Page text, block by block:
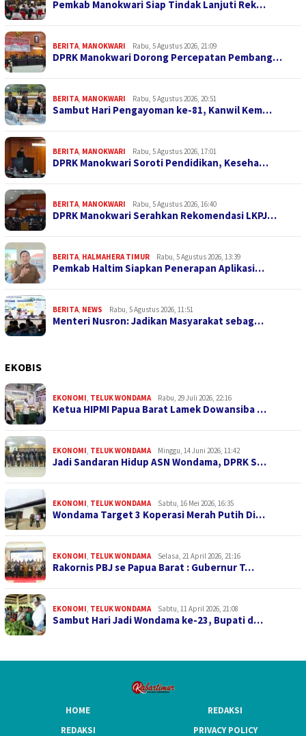
Pemkab Manokwari Siap Tindak Lanjuti Rek…
BERITA, MANOKWARI Rabu, 5 Agustus 2026, 21:09
DPRK Manokwari Dorong Percepatan Pembang…
BERITA, MANOKWARI Rabu, 5 Agustus 2026, 20:51
Sambut Hari Pengayoman ke-81, Kanwil Kem…
BERITA, MANOKWARI Rabu, 5 Agustus 2026, 17:01
DPRK Manokwari Soroti Pendidikan, Keseha…
BERITA, MANOKWARI Rabu, 5 Agustus 2026, 16:40
DPRK Manokwari Serahkan Rekomendasi LKPJ…
BERITA, HALMAHERA TIMUR Rabu, 5 Agustus 2026, 13:39
Pemkab Haltim Siapkan Penerapan Aplikasi…
BERITA, NEWS Rabu, 5 Agustus 2026, 11:51
Menteri Nusron: Jadikan Masyarakat sebag…
EKOBIS
EKONOMI, TELUK WONDAMA Rabu, 29 Juli 2026, 22:16
Ketua HIPMI Papua Barat Lamek Dowansiba …
EKONOMI, TELUK WONDAMA Minggu, 14 Juni 2026, 11:42
Jadi Sandaran Hidup ASN Wondama, DPRK S…
EKONOMI, TELUK WONDAMA Sabtu, 16 Mei 2026, 16:35
Wondama Target 3 Koperasi Merah Putih Di…
EKONOMI, TELUK WONDAMA Selasa, 21 April 2026, 21:16
Rakornis PBJ se Papua Barat : Gubernur T…
EKONOMI, TELUK WONDAMA Sabtu, 11 April 2026, 21:08
Sambut Hari Jadi Wondama ke-23, Bupati d…
HOME
REDAKSI
REDAKSI
PRIVACY POLICY